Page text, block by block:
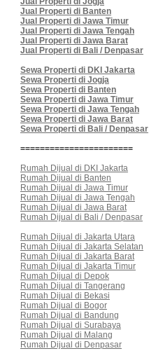
Jual Properti di Banten
Jual Properti di Jawa Timur
Jual Properti di Jawa Tengah
Jual Properti di Jawa Barat
Jual Properti di Bali / Denpasar
Sewa Properti di DKI Jakarta
Sewa Properti di Jogja
Sewa Properti di Banten
Sewa Properti di Jawa Timur
Sewa Properti di Jawa Tengah
Sewa Properti di Jawa Barat
Sewa Properti di Bali / Denpasar
=======================
Rumah Dijual di DKI Jakarta
Rumah Dijual di Banten
Rumah Dijual di Jawa Timur
Rumah Dijual di Jawa Tengah
Rumah Dijual di Jawa Barat
Rumah Dijual di Bali / Denpasar
Rumah Dijual di Jakarta Utara
Rumah Dijual di Jakarta Selatan
Rumah Dijual di Jakarta Barat
Rumah Dijual di Jakarta Timur
Rumah Dijual di Depok
Rumah Dijual di Tangerang
Rumah Dijual di Bekasi
Rumah Dijual di Bogor
Rumah Dijual di Bandung
Rumah Dijual di Surabaya
Rumah Dijual di Malang
Rumah Dijual di Denpasar